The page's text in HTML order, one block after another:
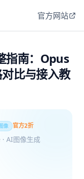
官方网站
指南：Opus
比与接入教
像 官方2折
AI图像生成